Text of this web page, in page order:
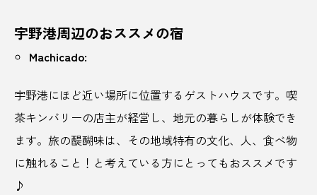
レモンリキュール ロープ―ウェイ
ロウリュ
三重 三重県 上越市 下北沢
下呂温泉 下町銭湯 下関市
世界観ファースト 中目黒 久保田
宇野港周辺のおススメの宿
Machicado:
宇野港にほど近い場所に位置するゲストハウスです。喫
茶キンバリーの店主が経営し、地元の暮らしが体験でき
ます。旅の醍醐味は、その地域特有の文化、人、食べ物
に触れること！と考えている方にとってもおススメです
♪